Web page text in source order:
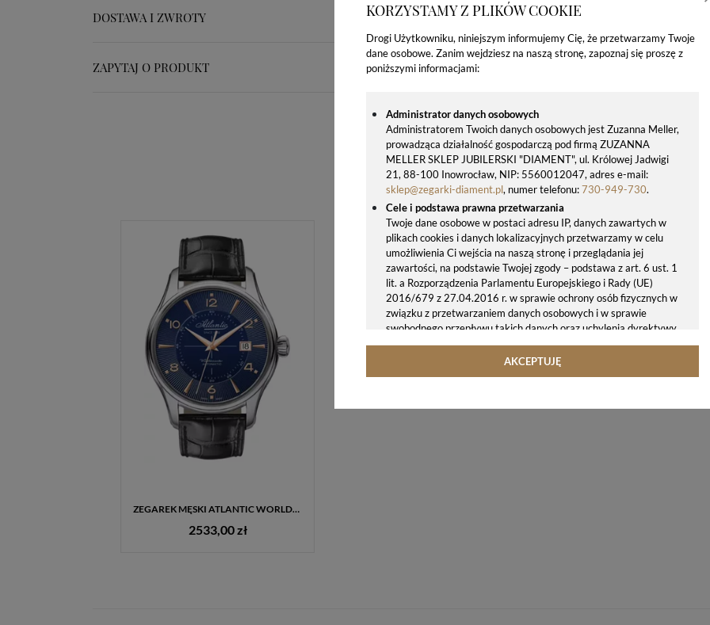
KORZYSTAMY Z PLIKÓW COOKIE
Drogi Użytkowniku, niniejszym informujemy Cię, że przetwarzamy Twoje
dane osobowe. Zanim wejdziesz na naszą stronę, zapoznaj się proszę z
poniższymi informacjami:
Administrator danych osobowych
Administratorem Twoich danych osobowych jest Zuzanna Meller,
prowadząca działalność gospodarczą pod firmą ZUZANNA
MELLER SKLEP JUBILERSKI "DIAMENT", ul. Królowej Jadwigi
21, 88-100 Inowrocław, NIP: 5560012047, adres e-mail:
sklep@zegarki-diament.pl, numer telefonu:730-949-730.
Cele i podstawa prawna przetwarzania
Twoje dane osobowe w postaci adresu IP, danych zawartych w
plikach cookies i danych lokalizacyjnych przetwarzamy w celu
umożliwienia Ci wejścia na naszą stronę i przeglądania jej
zawartości, na podstawie Twojej zgody – podstawa z art. 6 ust. 1
lit. a Rozporządzenia Parlamentu Europejskiego i Rady (UE)
2016/679 z 27.04.2016 r. w sprawie ochrony osób fizycznych w
związku z przetwarzaniem danych osobowych i w sprawie
swobodnego przepływu takich danych oraz uchylenia dyrektywy
95/46/WE (ogólne rozporządzenie o ochronie danych, tj. RODO).
Twoje dane osobowe możemy udostępniać hostingodawcy. Takie
zgodnie z naszymi poleceniami. Przekazujemy Twoje dane poza
AKCEPTUJĘ
DOSTAWA I ZWROTY
ZAPYTAJ O PRODUKT
OSTATNIO OGLĄDANE PRODUKTY
ZEGAREK MĘSKI ATLANTIC WORLDMASTER AUTOMATIC 55750.41.55R – GRANATOWA TARCZA, SKÓRZANY PASEK
2533,00 zł